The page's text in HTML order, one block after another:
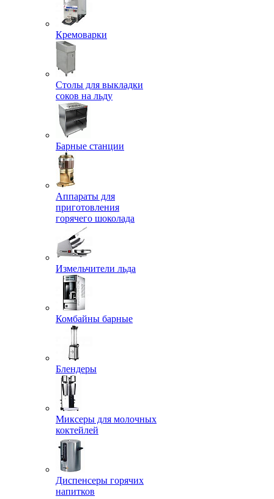
Кремоварки
Столы для выкладки
соков на льду
Барные станции
Аппараты для
приготовления
горячего шоколада
Измельчители льда
Комбайны барные
Блендеры
Миксеры для молочных
коктейлей
Диспенсеры горячих
напитков